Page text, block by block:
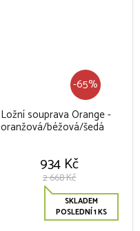
-65%
Ložní souprava Orange -
oranžová/béžová/šedá
934 Kč
2 668 Kč
SKLADEM
POSLEDNÍ 1 KS